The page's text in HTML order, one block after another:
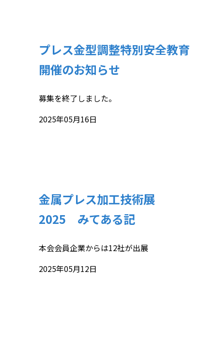
プレス金型調整特別安全教育
開催のお知らせ
募集を終了しました。
2025年05月16日
金属プレス加工技術展
2025 みてある記
本会会員企業からは12社が出展
2025年05月12日